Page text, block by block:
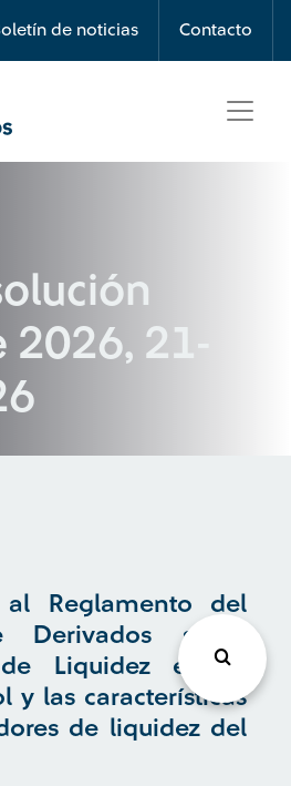
de noticias Contacto
21-
al Reglamento del
Derivados sobre
de Liquidez en lo
y las características
de liquidez del